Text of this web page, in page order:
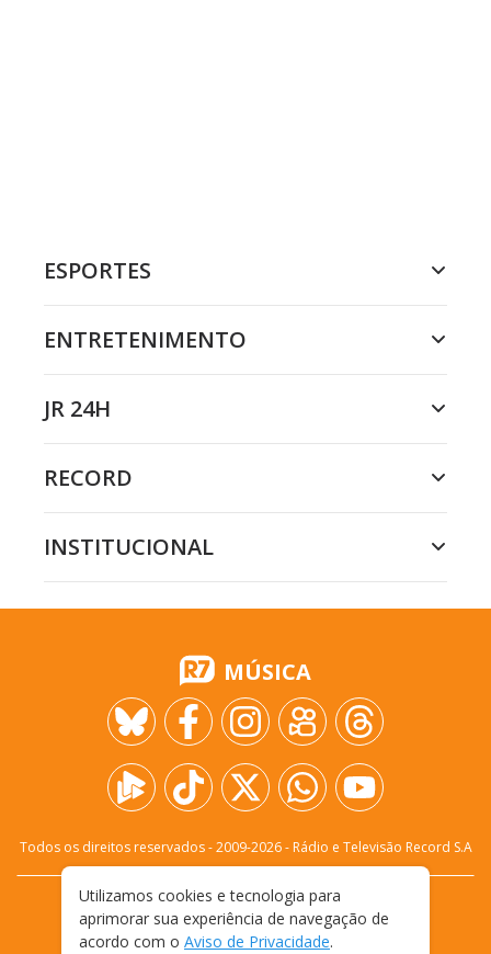
ESPORTES
ENTRETENIMENTO
JR 24H
RECORD
INSTITUCIONAL
MÚSICA
Todos os direitos reservados - 2009-2026- Rádio e Televisão Record S.A
FALE CONOSCO
PRIVACIDADE
TERMOS E CONDIÇÕES DE USO
Utilizamos cookies e tecnologia para
aprimorar sua experiência de navegação de
acordo com o Aviso de Privacidade.